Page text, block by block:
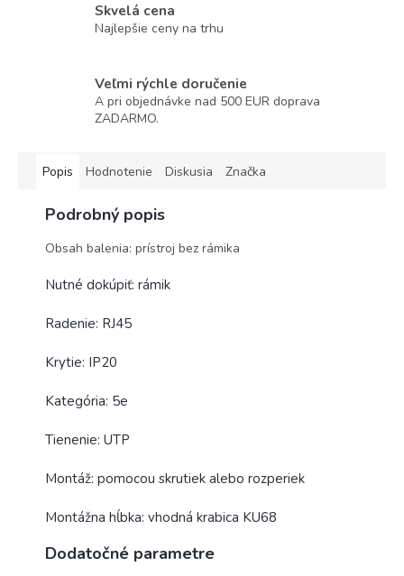
Skvelá cena
Najlepšie ceny na trhu
Veľmi rýchle doručenie
A pri objednávke nad 500 EUR doprava
ZADARMO.
Popis Hodnotenie Diskusia Značka
Podrobný popis
Obsah balenia: prístroj bez rámika
Nutné dokúpiť: rámik
Radenie: RJ45
Krytie: IP20
Kategória: 5e
Tienenie: UTP
Montáž: pomocou skrutiek alebo rozperiek
Montážna hĺbka: vhodná krabica KU68
Dodatočné parametre